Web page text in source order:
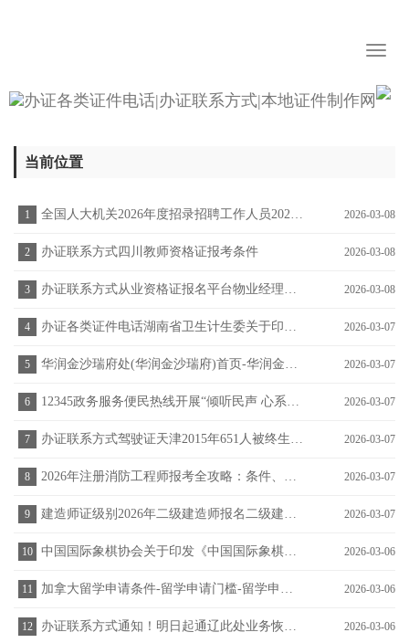
当前位置
1 全国人大机关2026年度招录招聘工作人员2026年3月8日 2026-03-08
2 办证联系方式四川教师资格证报考条件 2026-03-08
3 办证联系方式从业资格证报名平台物业经理证书报名 2026-03-08
4 办证各类证件电话湖南省卫生计生委关于印发《湖南省生育服务登记 2026-03-07
5 华润金沙瑞府处(华润金沙瑞府)首页-华润金沙瑞府营销 2026-03-07
6 12345政务服务便民热线开展“倾听民声 心系群众”主题宣传 2026-03-07
7 办证联系方式驾驶证天津2015年651人被终生禁驾 2026-03-07
8 2026年注册消防工程师报考全攻略：条件、科目、时间一文看懂 2026-03-07
9 建造师证级别2026年二级建造师报名二级建造师线下面授哪家强 2026-03-07
10 中国国际象棋协会关于印发《中国国际象棋协会棋士等级管理办法（ 2026-03-06
11 加拿大留学申请条件-留学申请门槛-留学申请要求-金吉列高中毕 2026-03-06
12 办证联系方式通知！明日起通辽此处业务恢复办理！运动健康证 2026-03-06